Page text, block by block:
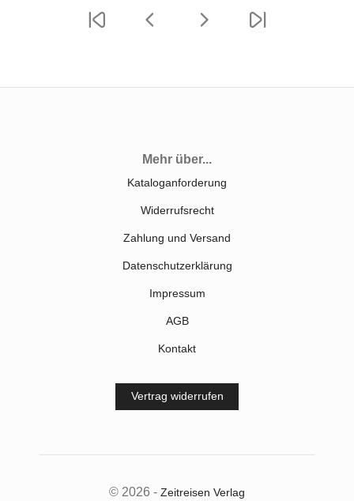
Mehr über...
Kataloganforderung
Widerrufsrecht
Zahlung und Versand
Datenschutzerklärung
Impressum
AGB
Kontakt
Vertrag widerrufen
© 2026 - Zeitreisen Verlag